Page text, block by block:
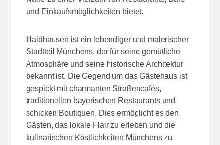
und Einkaufsmöglichkeiten bietet.
Haidhausen ist ein lebendiger und malerischer
Stadtteil Münchens, der für seine gemütliche
Atmosphäre und seine historische Architektur
bekannt ist. Die Gegend um das Gästehaus ist
gespickt mit charmanten Straßencafés,
traditionellen bayerischen Restaurants und
schicken Boutiquen. Dies ermöglicht es den
Gästen, das lokale Flair zu erleben und die
kulinarischen Köstlichkeiten Münchens zu